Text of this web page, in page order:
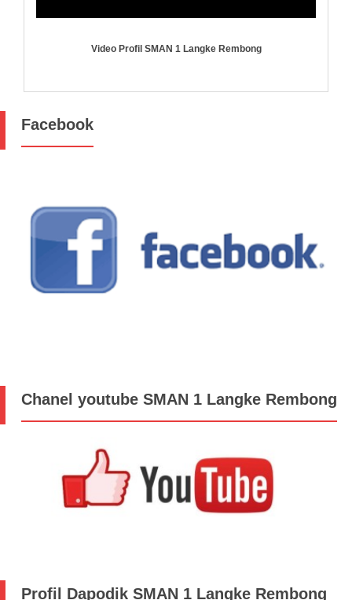
Video Profil SMAN 1 Langke Rembong
Facebook
Chanel youtube SMAN 1 Langke Rembong
Profil Dapodik SMAN 1 Langke Rembong